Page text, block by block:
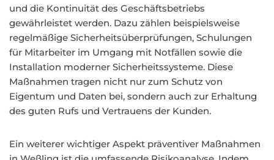
und die Kontinuität des Geschäftsbetriebs
gewährleistet werden. Dazu zählen beispielsweise
regelmäßige Sicherheitsüberprüfungen, Schulungen
für Mitarbeiter im Umgang mit Notfällen sowie die
Installation moderner Sicherheitssysteme. Diese
Maßnahmen tragen nicht nur zum Schutz von
Eigentum und Daten bei, sondern auch zur Erhaltung
des guten Rufs und Vertrauens der Kunden.
Ein weiterer wichtiger Aspekt präventiver Maßnahmen